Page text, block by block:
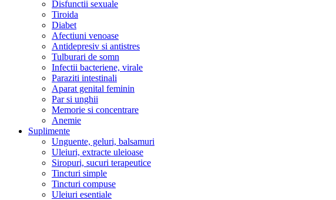
Disfunctii sexuale
Tiroida
Diabet
Afectiuni venoase
Antidepresiv si antistres
Tulburari de somn
Infectii bacteriene, virale
Paraziti intestinali
Aparat genital feminin
Par si unghii
Memorie si concentrare
Anemie
Suplimente
Unguente, geluri, balsamuri
Uleiuri, extracte uleioase
Siropuri, sucuri terapeutice
Tincturi simple
Tincturi compuse
Uleiuri esentiale